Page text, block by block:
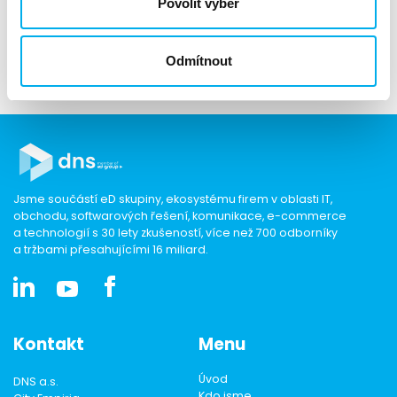
Odmítnout
180122_tz_dns_garland_a_dns_podepsali_distribucni_smlouvu_final.pdf
Jsme součástí eD skupiny, ekosystému firem v oblasti IT,
obchodu, softwarových řešení, komunikace, e-commerce
a technologií s 30 lety zkušeností, více než 700 odborníky
a tržbami přesahujícími 16 miliard.
Kontakt
DNS a.s.
Menu
Úvod